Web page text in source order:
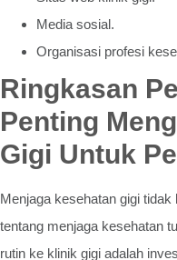
Media sosial.
Organisasi profesi
Ringkasan
Penting
Gigi Untuk
Menjaga kesehatan gigi
tentang menjaga kesehatan
rutin ke klinik gigi adalah